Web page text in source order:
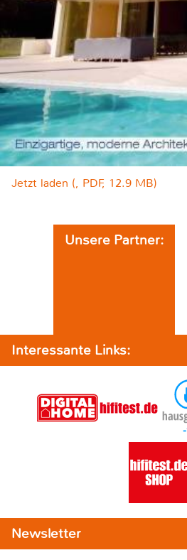
Jetzt laden (, PDF, 12.9 MB)
Unsere Partner:
Interessante Links:
Newsletter